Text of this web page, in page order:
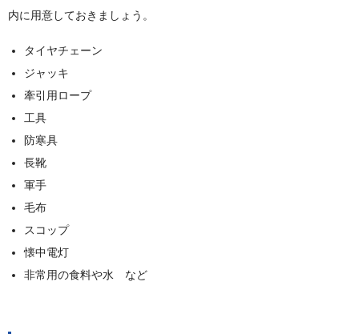
内に用意しておきましょう。
タイヤチェーン
ジャッキ
牽引用ロープ
工具
防寒具
長靴
軍手
毛布
スコップ
懐中電灯
非常用の食料や水 など